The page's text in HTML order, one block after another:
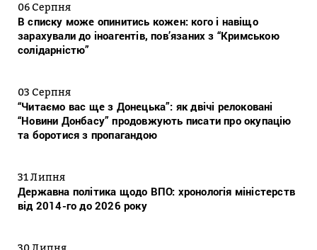
06 Серпня
В списку може опинитись кожен: кого і навіщо
зарахували до іноагентів, пов’язаних з “Кримською
солідарністю”
03 Серпня
“Читаємо вас ще з Донецька”: як двічі релоковані
“Новини Донбасу” продовжують писати про окупацію
та боротися з пропагандою
31 Липня
Державна політика щодо ВПО: хронологія міністерств
від 2014-го до 2026 року